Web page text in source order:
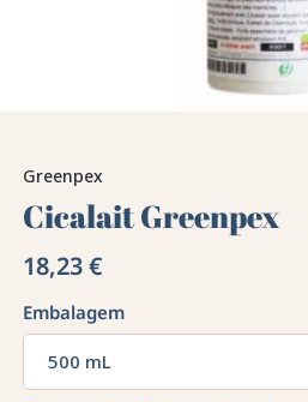
Greenpex
Cicalait Greenpex
18,23 €
Embalagem
500 mL